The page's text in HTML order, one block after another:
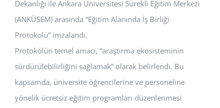
Dekanlığı ile Ankara Üniversitesi Sürekli Eğitim Merkezi
(ANKÜSEM) arasında “Eğitim Alanında İş Birliği
Protokolü” imzalandı.
Protokolün temel amacı, “araştırma ekosisteminin
sürdürülebilirliğini sağlamak” olarak belirlendi. Bu
kapsamda, üniversite öğrencilerine ve personeline
yönelik ücretsiz eğitim programları düzenlenmesi